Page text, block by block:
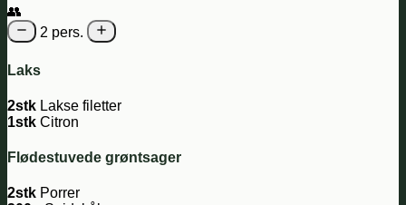
👥
2 pers.
Laks
2stk Lakse filetter
1stk Citron
Flødestuvede grøntsager
2stk Porrer